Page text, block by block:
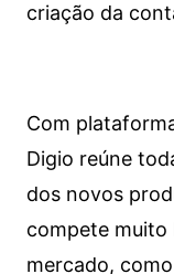
criação da
Com
Digio reúne
dos novos
compete muito
mercado,